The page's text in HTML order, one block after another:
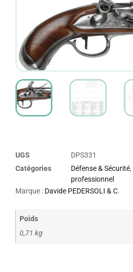
UGS
DPS331
Catégories
Défense & Sécurité,
professionnel
Marque : Davide PEDERSOLI & C.
Poids
0,71 kg